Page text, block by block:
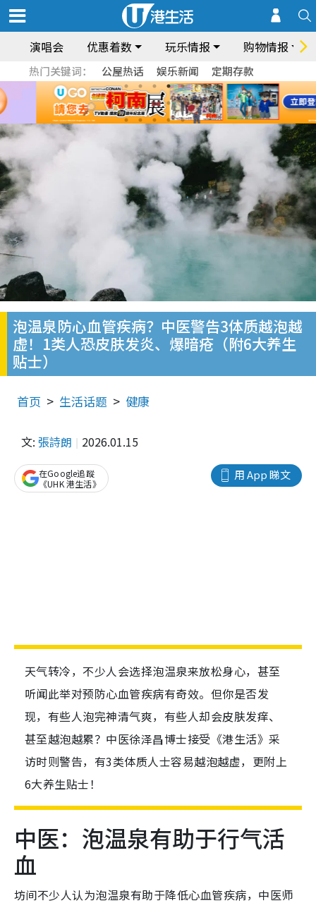
演唱会 优惠着数 玩乐情报 购物情报
热门关键词： 公屋热话 娱乐新闻 定期存款
泡温泉防心血管疾病？中医警告3体质越泡越
虚！1类人恐皮肤发炎、爆暗疮（附6大养生
贴士）
首页 生活话题 健康
文: 張詩朗 2026.01.15
用 App 睇文
在Google追蹤
《UHK 港生活》
天气转冷，不少人会选择泡温泉来放松身心，甚至
听闻此举对预防心血管疾病有奇效。但你是否发
现，有些人泡完神清气爽，有些人却会皮肤发痒、
甚至越泡越累？中医徐泽昌博士接受《港生活》采
访时则警告，有3类体质人士容易越泡越虚，更附上
6大养生贴士！
中医：泡温泉有助于行气活
血
坊间不少人认为泡温泉有助于降低心血管疾病，中医师